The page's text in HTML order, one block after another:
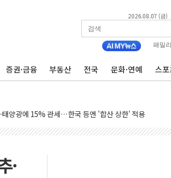
2026.08.07 (금)
패밀
증권·금융 부동산 전국 문화·연예 스
제조업 '생계형 적합업종' 재지정...5년 더 보호
하에도 추가 완화 불확실성에 1.2% 하락 마감
된 '트래블카드'…휴가철 넘어 장기 고객 묶는다
브랜드 모델 발탁… 부산 광안서 약국 팝업스토어 운영
급등에 미 국채금리·달러 동반 상승…시장, 美 고용지표
민권 차단' 행정명령 서명…출생시민권 제한 재시동
거주 1주택자 귀환 조짐에 전월세시장 '긴장'
1주택자…맞교환·재매수·다운사이징 '저울질'
·